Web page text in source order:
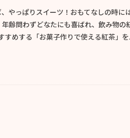
やっぱりスイーツ！おもてなしの時に
齢問わずどなたにも喜ばれ、飲み物
すめする「お菓子作りで使える紅茶」